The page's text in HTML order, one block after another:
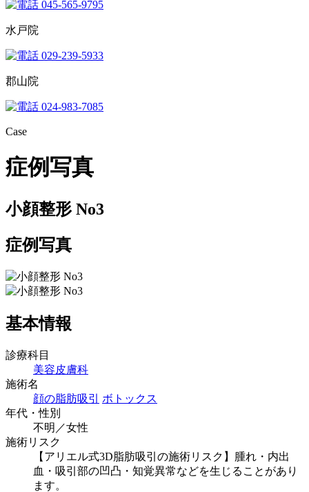
045-565-9795
水戸院
029-239-5933
郡山院
024-983-7085
Case
症例写真
小顔整形 No3
症例写真
基本情報
診療科目
美容皮膚科
施術名
顔の脂肪吸引
ボトックス
年代・性別
不明／女性
施術リスク
【アリエル式3D脂肪吸引の施術リスク】腫れ・内出
血・吸引部の凹凸・知覚異常などを生じることがあり
ます。